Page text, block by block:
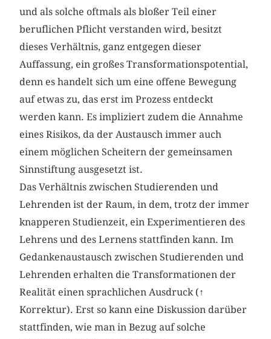
und als solche oftmals als bloßer Teil einer
beruflichen Pflicht verstanden wird, besitzt
dieses Verhältnis, ganz entgegen dieser
Auffassung, ein großes Transformationspotential,
denn es handelt sich um eine offene Bewegung
auf etwas zu, das erst im Prozess entdeckt
werden kann. Es impliziert zudem die Annahme
eines Risikos, da der Austausch immer auch
einem möglichen Scheitern der gemeinsamen
Sinnstiftung ausgesetzt ist.
Das Verhältnis zwischen Studierenden und
Lehrenden ist der Raum, in dem, trotz der immer
knapperen Studienzeit, ein Experimentieren des
Lehrens und des Lernens stattfinden kann. Im
Gedankenaustausch zwischen Studierenden und
Lehrenden erhalten die Transformationen der
Realität einen sprachlichen Ausdruck (↑
Korrektur). Erst so kann eine Diskussion darüber
stattfinden, wie man in Bezug auf solche